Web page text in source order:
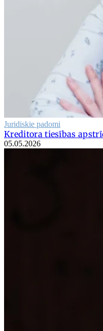
Juridiskie padomi
Kreditora tiesības
05.05.2026